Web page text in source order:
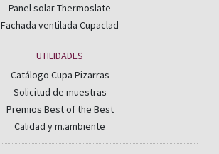
Panel solar Thermoslate
Fachada ventilada Cupaclad
UTILIDADES
Catálogo Cupa Pizarras
Solicitud de muestras
Premios Best of the Best
Calidad y m.ambiente